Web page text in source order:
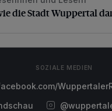
die Stadt Wuppertal
SOZIALE MEDIEN